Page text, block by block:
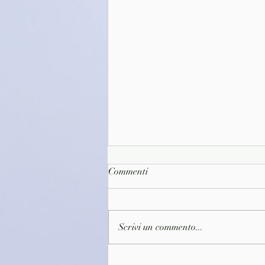
Commenti
Scrivi un commento...